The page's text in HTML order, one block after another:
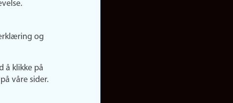
og
å klikke på
våre sider.